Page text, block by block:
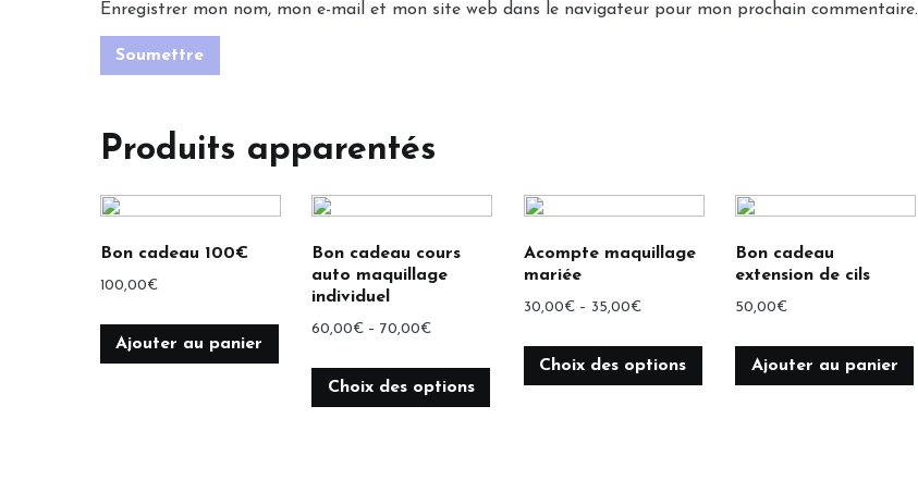
Enregistrer mon nom, mon e-mail et mon site web dans le navigateur pour mon prochain commentaire.
Produits apparentés
Bon cadeau 100€
100,00€
Ajouter au panier
Bon cadeau cours
auto maquillage
individuel
60,00€ –70,00€
Choix des options
Acompte maquillage
mariée
30,00€– 35,00€
Choix des options
Bon cadeau
extension de cils
50,00€
Ajouter au panier